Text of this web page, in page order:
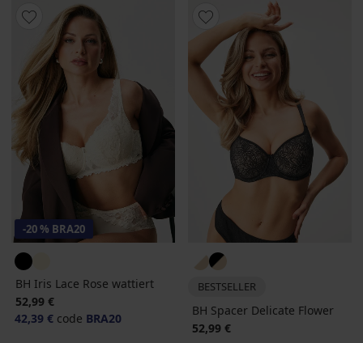
-20 % BRA20
BH Iris Lace Rose wattiert
52,99 €
42,39 € code BRA20
BESTSELLER
BH Spacer Delicate Flower
52,99 €